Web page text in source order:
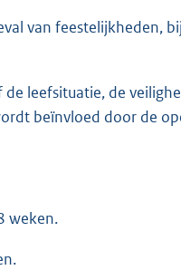
van feestelijkheden,
leefsituatie, de
beïnvloed door de
weken.